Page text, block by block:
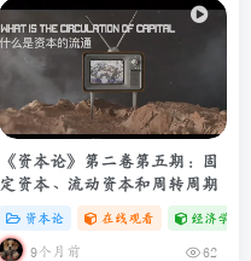
# zibll # C
《资本论》第二卷第五期：固
定资本、流动资本和周转周期
资本论 在线观看 经济学专
9个月前 62